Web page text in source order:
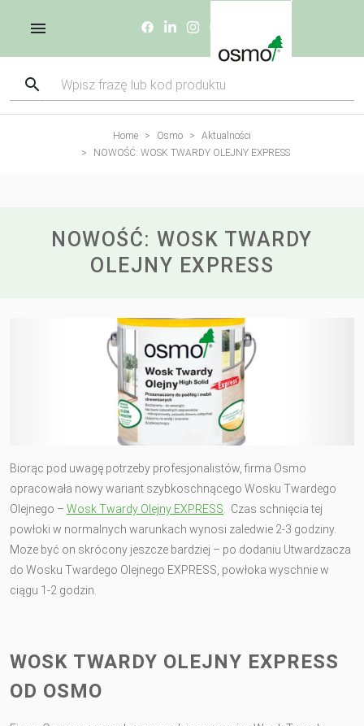
Home Osmo
Aktualności
NOWOŚĆ: WOSK TWARDY OLEJNY EXPRESS
NOWOŚĆ: WOSK TWARDY
OLEJNY EXPRESS
Biorąc pod uwagę potrzeby profesjonalistów, firma Osmo
opracowała nowy wariant szybkoschnącego Wosku Twardego
Olejnego – Wosk Twardy Olejny EXPRESS . Czas schnięcia tej
powłoki w normalnych warunkach wynosi zaledwie 2-3 godziny.
Może być on skrócony jeszcze bardziej – po dodaniu Utwardzacza
do Wosku Twardego Olejnego EXPRESS, powłoka wyschnie w
ciągu 1-2 godzin.
WOSK TWARDY OLEJNY EXPRESS
OD OSMO